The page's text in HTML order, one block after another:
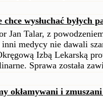
chce wysłuchać byłych
Jan Talar, z
medycy nie dawali
Izbą Lekarską
Sprawa została
okłamywani i